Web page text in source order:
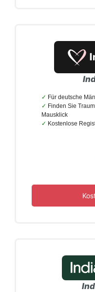
Für deutsche
Finden Sie
Mausklick
Kostenlose